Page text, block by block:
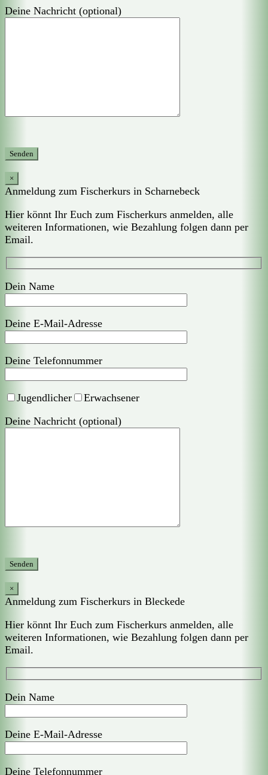
Deine Nachricht (optional)
×
Anmeldung zum Fischerkurs in Scharnebeck
Hier könnt Ihr Euch zum Fischerkurs anmelden, alle
weiteren Informationen, wie Bezahlung folgen dann per
Email.
Dein Name
Deine E-Mail-Adresse
Deine Telefonnummer
Jugendlicher
Erwachsener
Deine Nachricht (optional)
×
Anmeldung zum Fischerkurs in Bleckede
Hier könnt Ihr Euch zum Fischerkurs anmelden, alle
weiteren Informationen, wie Bezahlung folgen dann per
Email.
Dein Name
Deine E-Mail-Adresse
Deine Telefonnummer